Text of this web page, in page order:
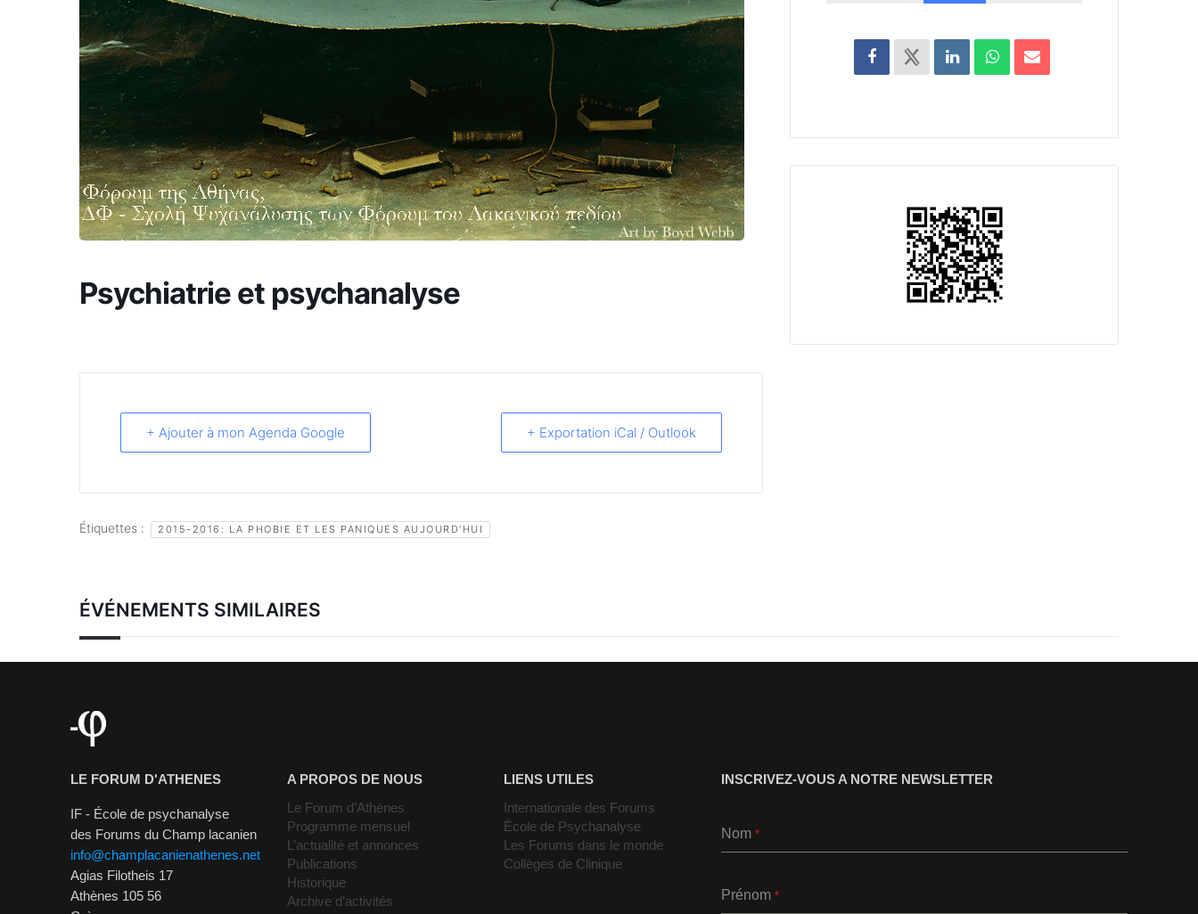
Psychiatrie et psychanalyse
+ Ajouter à mon Agenda Google + Exportation iCal / Outlook
Étiquettes : 2015-2016: LA PHOBIE ET LES PANIQUES AUJOURD'HUI
ÉVÉNEMENTS SIMILAIRES
LE FORUM D'ATHENES
IF - École de psychanalyse
des Forums du Champ lacanien
info@champlacanienathenes.net
Agias Filotheis 17
Athènes 105 56
A PROPOS DE NOUS
Le Forum d’Athènes
Programme mensuel
L’actualité et annonces
Publications
Historique
Archive d’activités
LIENS UTILES
Internationale des Forums
École de Psychanalyse
Les Forums dans le monde
Collèges de Clinique
INSCRIVEZ-VOUS A NOTRE NEWSLETTER
Nom *
Prénom *